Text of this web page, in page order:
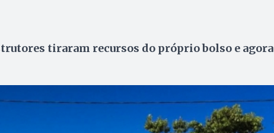
tiraram recursos do próprio bolso e agora